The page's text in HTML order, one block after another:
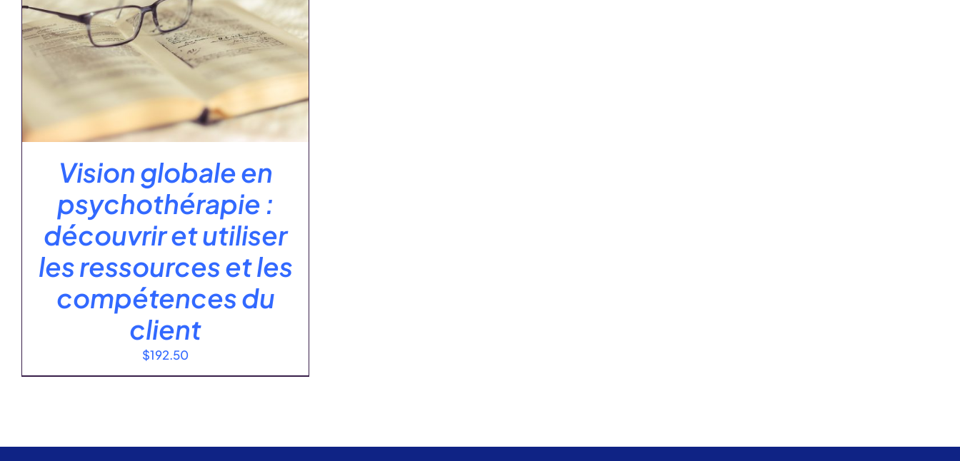
Vision globale en
psychothérapie :
découvrir et utiliser
les ressources et les
compétences du
client
$192.50